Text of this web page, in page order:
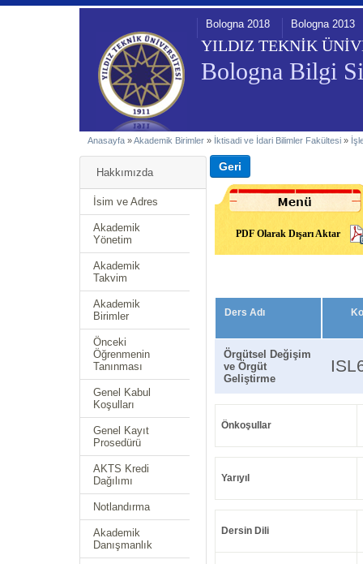
YILDIZ TEKNİK
Bologna Bilgi
Bologna 2018 Bologna 2013
Anasayfa »Akademik Birimler » İktisadi ve İdari Bilimler Fakültesi »
Hakkımızda
İsim ve Adres
Akademik
Yönetim
Akademik
Takvim
Akademik
Birimler
Önceki
Öğrenmenin
Tanınması
Genel Kabul
Koşulları
Genel Kayıt
Prosedürü
AKTS Kredi
Dağılımı
Notlandırma
Akademik
Danışmanlık
PDF Olarak Dışarı Aktar
Ders Adı
Örgütsel Değişim
ve Örgüt
Geliştirme
Önkoşullar
Yarıyıl
Dersin Dili